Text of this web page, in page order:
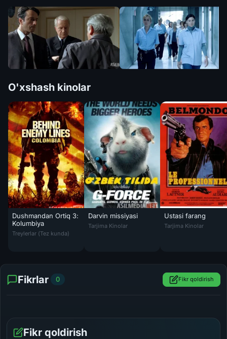
O'xshash kinolar
Dushmandan Ortiq 3:
Kolumbiya
Dushmandan Ortiq 3: Kolumbiya Uzbek tilida 2009 O'zbekcha
Treylerlar (Tez kunda)
Darvin missiyasi
Darvin missiyasi Uzbek tilida 2009
Tarjima Kinolar
Ustasi farang
Ustasi farang /
Tarjima Kinolar
Fikrlar 0 Fikr qoldirish
Fikr qoldirish